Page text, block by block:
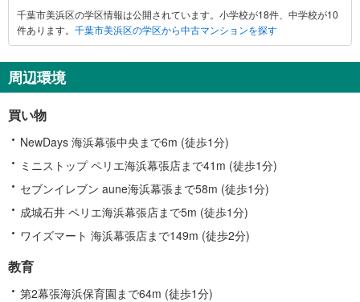
市
美
区
に
す
る
情
報
千葉市美浜区の学区情報は公開されています。小学校が18件、中学校が10
件あります。 千葉市美浜区の学区から中古マンションを探す
周辺環境
買い物
NewDays 海浜幕張中央まで6m (徒歩1分)
ミニストップ ペリエ海浜幕張店まで41m (徒歩1分)
セブンイレブン aune海浜幕張まで58m (徒歩1分)
成城石井 ペリエ海浜幕張店まで5m (徒歩1分)
ワイズマート 海浜幕張店まで149m (徒歩2分)
教育
第2幕張海浜保育園まで64m (徒歩1分)